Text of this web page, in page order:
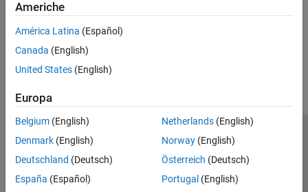
Americhe
América Latina (Español)
Canada (English)
United States (English)
Europa
Belgium (English)
Denmark (English)
Deutschland (Deutsch)
España (Español)
Netherlands(English)
Norway(English)
Österreich (Deutsch)
Portugal (English)
Centro di fiducia
Informativa sulla privacy
Antipirateria
Stato dell'applicazione
Contatti
© 1994-2026 The MathWorks, Inc.